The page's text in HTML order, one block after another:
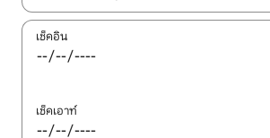
เช็คอิน
เช็คเอาท์